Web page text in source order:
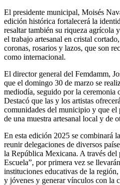
El presidente municipal, Moisés
edición histórica fortalecerá la
resaltar también su riqueza agrícola
el trabajo artesanal en cristal
coronas, rosarios y lazos, que son
como internacional.
El director general del Femdamm,
que el domingo 30 de marzo se
mediodía, seguido por la ceremonia
Destacó que las y los artistas
comunidades del municipio y que
de una muestra artesanal local y de
En esta edición 2025 se combinará
reunir delegaciones de diversos
la República Mexicana. A través del
Escuela”, por primera vez se
instituciones educativas de la
y jóvenes y generar vínculos con la